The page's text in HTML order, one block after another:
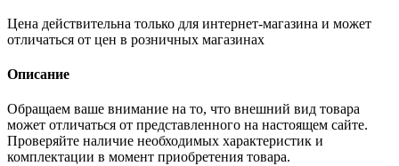
Цена действительна только для интернет-магазина и может
отличаться от цен в розничных магазинах
Описание
Обращаем ваше внимание на то, что внешний вид товара
может отличаться от представленного на настоящем сайте.
Проверяйте наличие необходимых характеристик и
комплектации в момент приобретения товара.